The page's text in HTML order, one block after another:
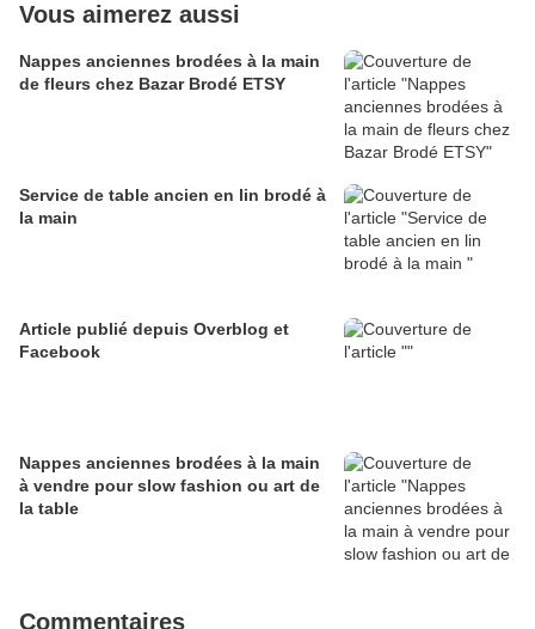
Vous aimerez aussi
Nappes anciennes brodées à la main
de fleurs chez Bazar Brodé ETSY
Service de table ancien en lin brodé à
la main
Article publié depuis Overblog et
Facebook
Nappes anciennes brodées à la main
à vendre pour slow fashion ou art de
la table
Commentaires